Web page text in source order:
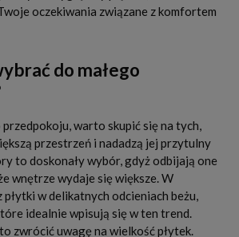
oczekiwania związane z komfortem
do małego
warto skupić się na tych,
przestrzeń i nadadzą jej przytulny
to doskonały wybór, gdyż odbijają one
wnętrze wydaje się większe. W
płytki w delikatnych odcieniach beżu,
idealnie wpisują się w ten trend.
zwrócić uwagę na wielkość płytek.